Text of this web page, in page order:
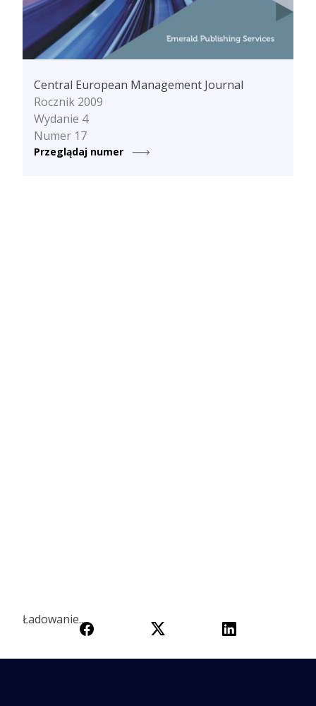
Central European Management Journal
Rocznik 2009
Wydanie 4
Numer 17
Przeglądaj numer
Ładowanie...